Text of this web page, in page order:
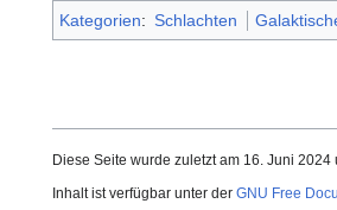
Kategorien: Schlachten
Diese Seite wurde zuletzt am 16. Juni
Inhalt ist verfügbar unter der GNU Free